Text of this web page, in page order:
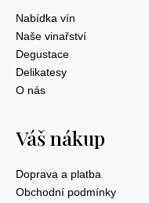
Nabídka vín
Naše vinařství
Degustace
Delikatesy
O nás
Váš nákup
Doprava a platba
Obchodní podmínky